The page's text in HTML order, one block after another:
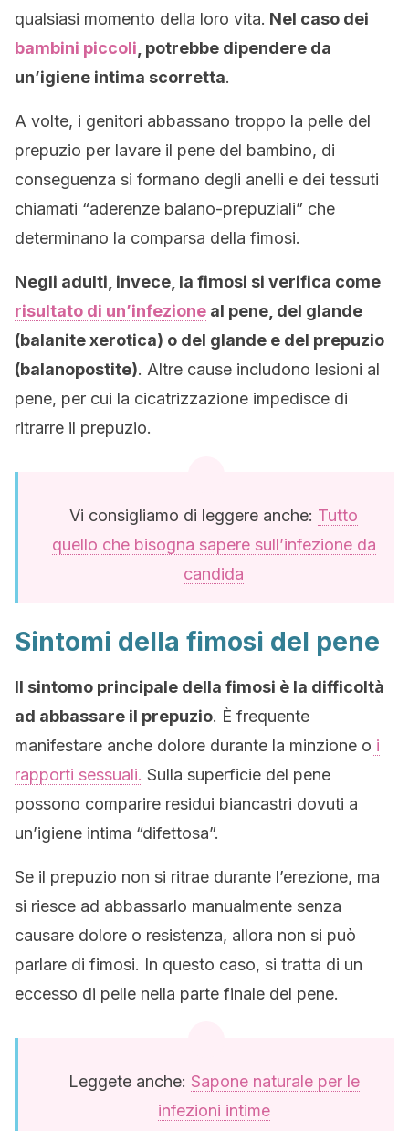
qualsiasi momento della loro vita. Nel caso dei
bambini piccoli , potrebbe dipendere da
un’igiene intima scorretta.
A volte, i genitori abbassano troppo la pelle del
prepuzio per lavare il pene del bambino, di
conseguenza si formano degli anelli e dei tessuti
chiamati “aderenze balano-prepuziali” che
determinano la comparsa della fimosi.
Negli adulti, invece, la fimosi si verifica come
risultato di un’infezione al pene, del glande
(balanite xerotica) o del glande e del prepuzio
(balanopostite). Altre cause includono lesioni al
pene, per cui la cicatrizzazione impedisce di
ritrarre il prepuzio.
Vi consigliamo di leggere anche: Tutto
quello che bisogna sapere sull’infezione da
candida
Sintomi della fimosi del pene
Il sintomo principale della fimosi è la difficoltà
ad abbassare il prepuzio. È frequente
manifestare anche dolore durante la minzione o i
rapporti sessuali. Sulla superficie del pene
possono comparire residui biancastri dovuti a
un’igiene intima “difettosa”.
Se il prepuzio non si ritrae durante l’erezione, ma
si riesce ad abbassarlo manualmente senza
causare dolore o resistenza, allora non si può
parlare di fimosi. In questo caso, si tratta di un
eccesso di pelle nella parte finale del pene.
Leggete anche: Sapone naturale per le
infezioni intime